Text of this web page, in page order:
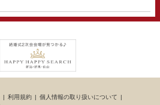
利用規約
個人情報の取り扱いについて